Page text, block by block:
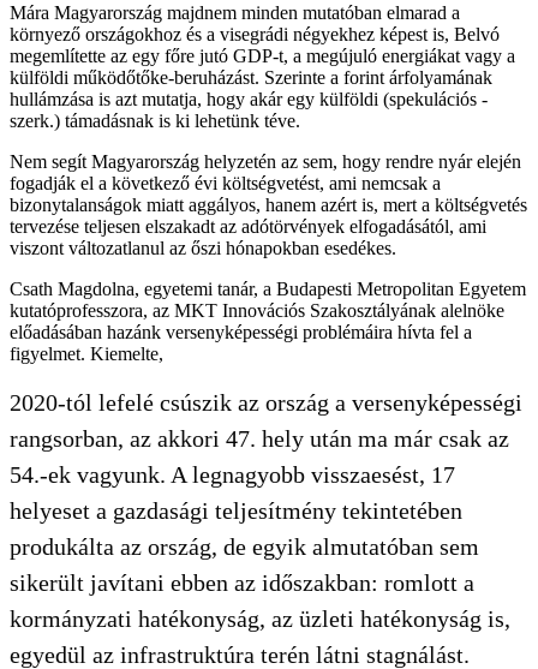
Mára Magyarország majdnem minden mutatóban elmarad a
környező országokhoz és a visegrádi négyekhez képest is, Belvó
megemlítette az egy főre jutó GDP-t, a megújuló energiákat vagy a
külföldi működőtőke-beruházást. Szerinte a forint árfolyamának
hullámzása is azt mutatja, hogy akár egy külföldi (spekulációs -
szerk.) támadásnak is ki lehetünk téve.
Nem segít Magyarország helyzetén az sem, hogy rendre nyár elején
fogadják el a következő évi költségvetést, ami nemcsak a
bizonytalanságok miatt aggályos, hanem azért is, mert a költségvetés
tervezése teljesen elszakadt az adótörvények elfogadásától, ami
viszont változatlanul az őszi hónapokban esedékes.
Csath Magdolna, egyetemi tanár, a Budapesti Metropolitan Egyetem
kutatóprofesszora, az MKT Innovációs Szakosztályának alelnöke
előadásában hazánk versenyképességi problémáira hívta fel a
figyelmet. Kiemelte,
2020-tól lefelé csúszik az ország a versenyképességi
rangsorban, az akkori 47. hely után ma már csak az
54.-ek vagyunk. A legnagyobb visszaesést, 17
helyeset a gazdasági teljesítmény tekintetében
produkálta az ország, de egyik almutatóban sem
sikerült javítani ebben az időszakban: romlott a
kormányzati hatékonyság, az üzleti hatékonyság is,
egyedül az infrastruktúra terén látni stagnálást.